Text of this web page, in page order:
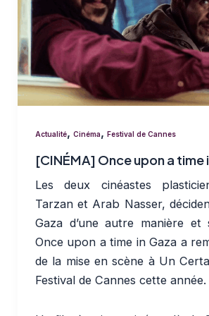
Actualité, Cinéma, Festival de Cannes
[CINÉMA] Once upon a time
Les deux cinéastes
Tarzan et Arab Nasser,
Gaza d’une autre manière et
Once upon a time in Gaza a
de la mise en scène à Un
Festival de Cannes cette année.